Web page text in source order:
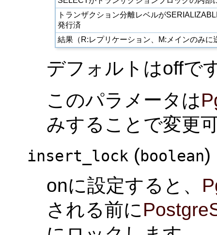
トランザクション分離レベルが
発行済
結果（R:レプリケーション、M:メインのみに
デフォルトはoffで
このパラメータは
みすることで変更
insert_lock (boolean)
onに設定すると、
される前に